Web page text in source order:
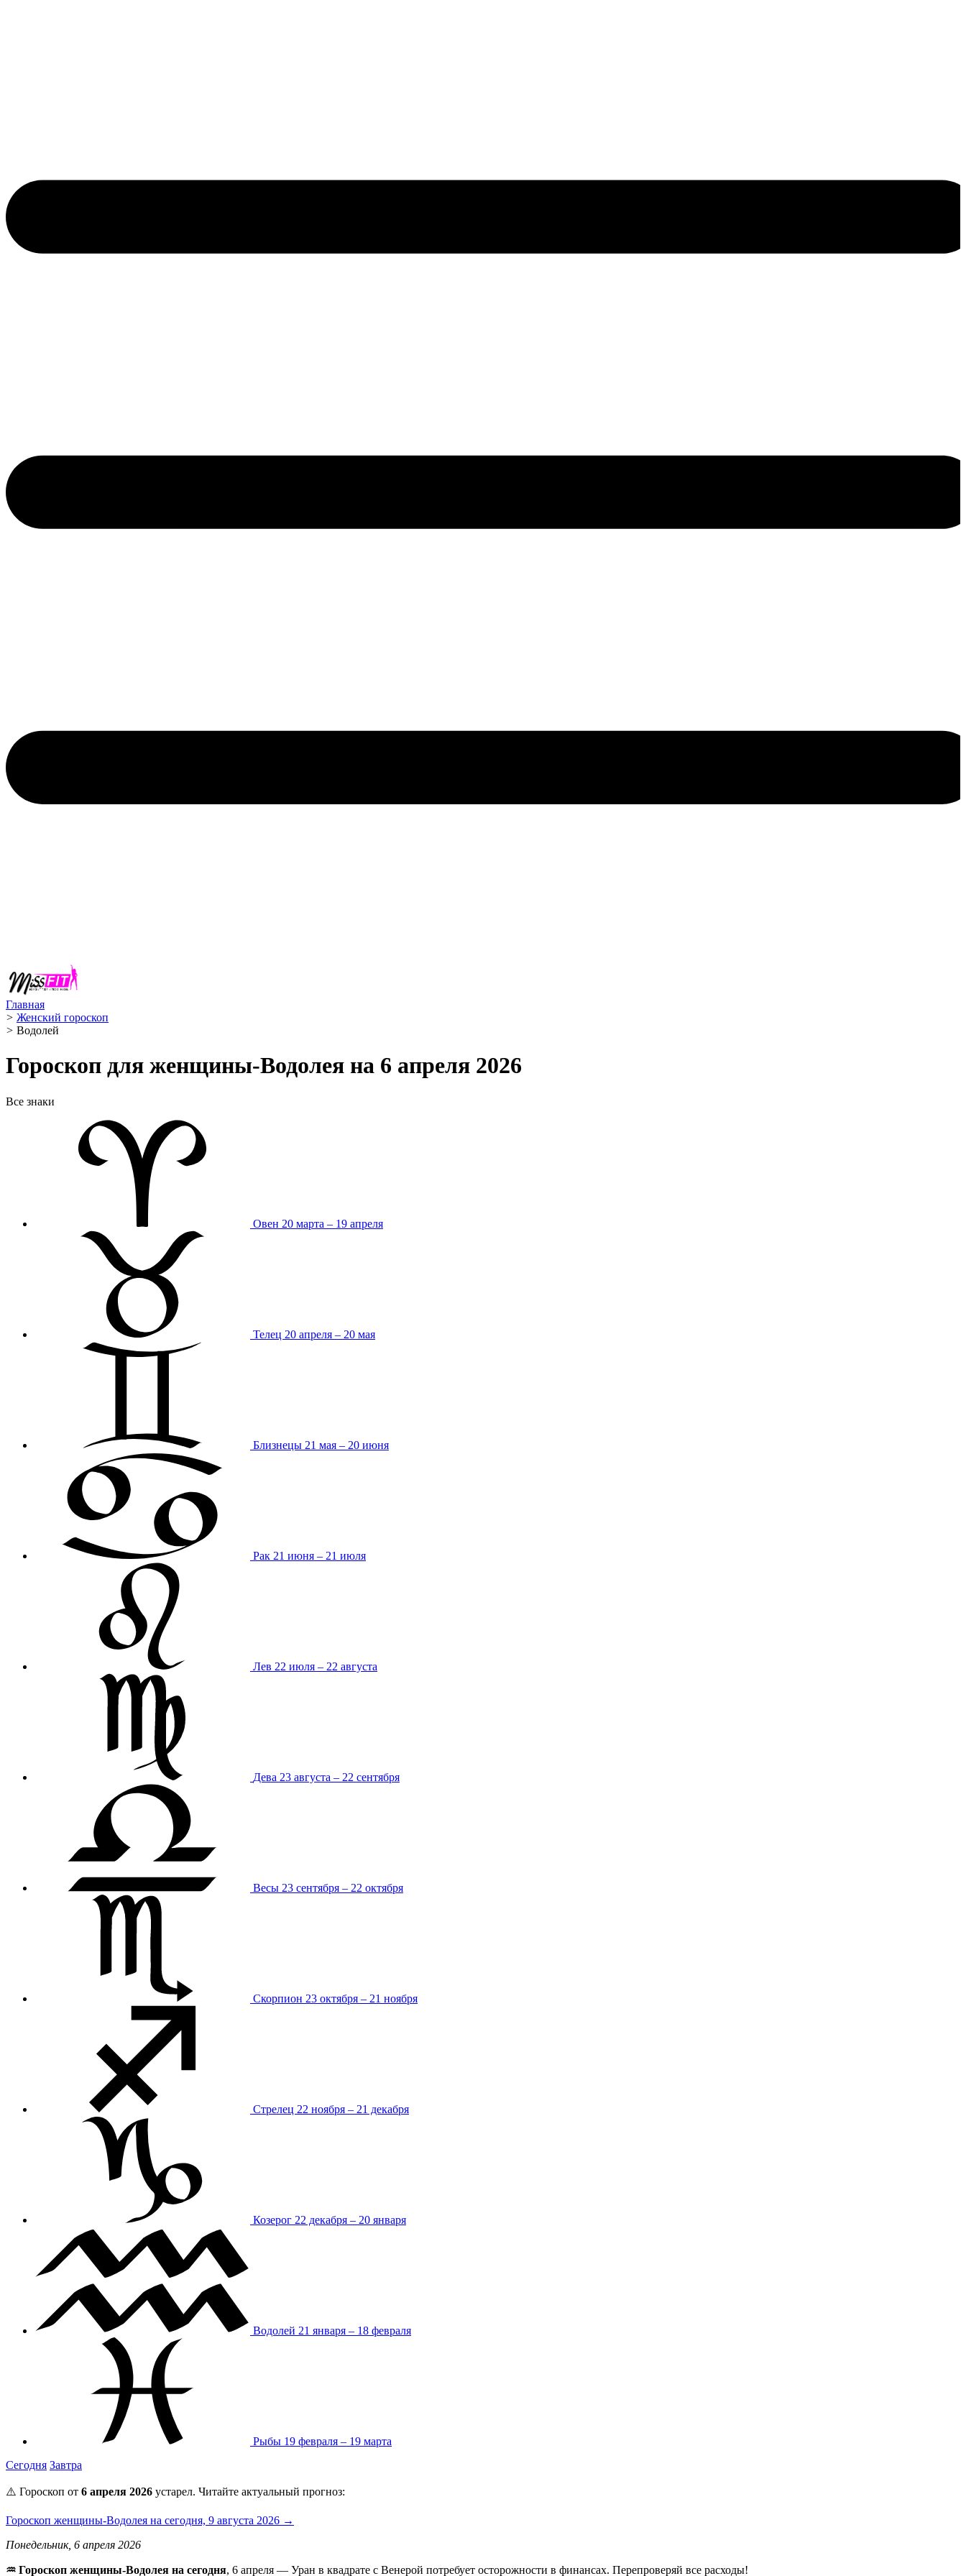
Главная
> Женский гороскоп
> Водолей ️
Гороскоп для женщины-Водолея на 6 апреля 2026
Все знаки
Овен 20 марта – 19 апреля
Телец 20 апреля – 20 мая
Близнецы 21 мая – 20 июня
Рак 21 июня – 21 июля
Лев 22 июля – 22 августа
Дева 23 августа – 22 сентября
Весы 23 сентября – 22 октября
Скорпион 23 октября – 21 ноября
Стрелец 22 ноября – 21 декабря
Козерог 22 декабря – 20 января
Водолей 21 января – 18 февраля
Рыбы 19 февраля – 19 марта
Сегодня Завтра
⚠️ Гороскоп от 6 апреля 2026 устарел. Читайте актуальный прогноз:
Гороскоп женщины-Водолея на сегодня, 9 августа 2026 →
Понедельник, 6 апреля 2026
♒️ Гороскоп женщины-Водолея на сегодня, 6 апреля — Уран в квадрате с Венерой потребует осторожности в финансах. Перепроверяй все расходы!